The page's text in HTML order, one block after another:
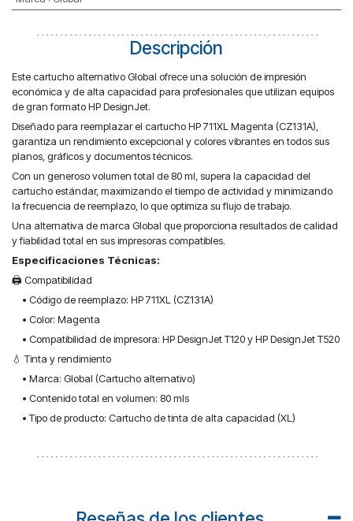
Descripción
Este cartucho alternativo Global ofrece una solución de impresión
económica y de alta capacidad para profesionales que utilizan equipos
de gran formato HP DesignJet.
Diseñado para reemplazar el cartucho HP 711XL Magenta (CZ131A),
garantiza un rendimiento excepcional y colores vibrantes en todos sus
planos, gráficos y documentos técnicos.
Con un generoso volumen total de 80 ml, supera la capacidad del
cartucho estándar, maximizando el tiempo de actividad y minimizando
la frecuencia de reemplazo, lo que optimiza su flujo de trabajo.
Una alternativa de marca Global que proporciona resultados de calidad
y fiabilidad total en sus impresoras compatibles.
Especificaciones Técnicas:
🖨️ Compatibilidad
• Código de reemplazo: HP 711XL (CZ131A)
• Color: Magenta
• Compatibilidad de impresora: HP DesignJet T120 y HP DesignJet T520
💧 Tinta y rendimiento
• Marca: Global (Cartucho alternativo)
• Contenido total en volumen: 80 mls
• Tipo de producto: Cartucho de tinta de alta capacidad (XL)